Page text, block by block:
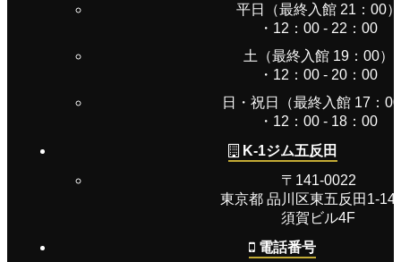
平日（最終入館 21：00）
・12：00 - 22：00
土（最終入館 19：00）
・12：00 - 20：00
日・祝日（最終入館 17：
・12：00 - 18：00
K-1ジム五反田
〒141-0022
東京都 品川区東五反田1-
須賀ビル4F
電話番号